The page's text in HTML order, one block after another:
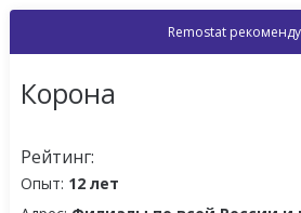
Remostat
Корона
Рейтинг:
Опыт: 12 лет